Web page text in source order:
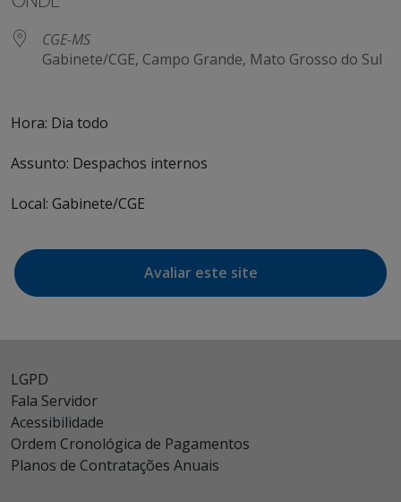
CGE-MS
Gabinete/CGE, Campo Grande, Mato Grosso do Sul
Hora: Dia todo
Assunto: Despachos internos
Local: Gabinete/CGE
Avaliar este site
LGPD
Fala Servidor
Acessibilidade
Ordem Cronológica de Pagamentos
Planos de Contratações Anuais